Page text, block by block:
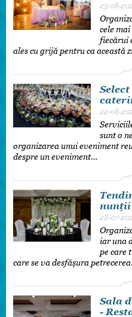
25-08-
cele
fiecărui
ales cu grijă pentru ca această
22-08-
sunt o
organizarea unui eveniment
despre un eveniment…
nunții
28-07-
iar una
pe care
care se va desfășura
Sala
-